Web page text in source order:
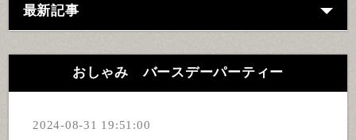
最新記事
おしゃみ バースデーパーティー
2024-08-31 19:51:00